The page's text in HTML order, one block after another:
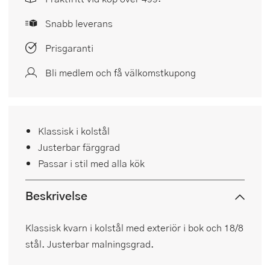
Snabb leverans
Prisgaranti
Bli medlem och få välkomstkupong
Klassisk i kolstål
Justerbar färggrad
Passar i stil med alla kök
Beskrivelse
Klassisk kvarn i kolstål med exteriör i bok och 18/8
stål. Justerbar malningsgrad.